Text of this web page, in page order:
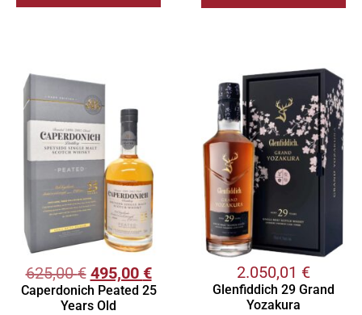
625,00€ 495,00 €
Caperdonich Peated 25
Years Old
2.050,01 €
Glenfiddich 29 Grand
Yozakura